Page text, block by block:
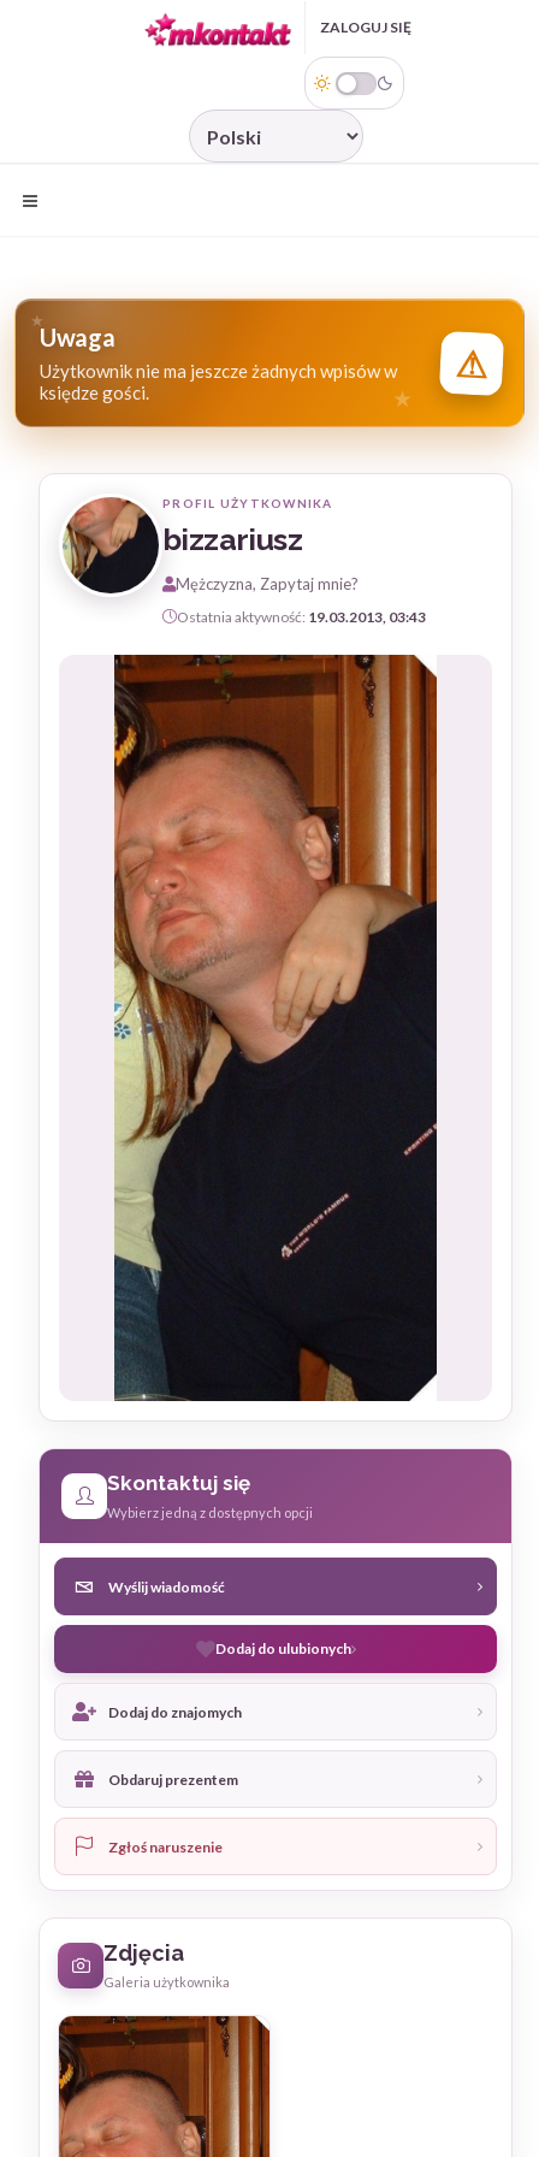
ZALOGUJ SIĘ
JĘZYK
Uwaga
Użytkownik nie ma jeszcze żadnych wpisów w
księdze gości.
⚠
PROFIL UŻYTKOWNIKA
bizzariusz
Mężczyzna, Zapytaj mnie?
Ostatnia aktywność: 19.03.2013, 03:43
Skontaktuj się
Wybierz jedną z dostępnych opcji
Wyślij wiadomość
Dodaj do ulubionych
Dodaj do znajomych
Obdaruj prezentem
Zgłoś naruszenie
Zdjęcia
Galeria użytkownika